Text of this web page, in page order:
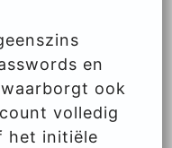
en
ook
volledig
het initiële